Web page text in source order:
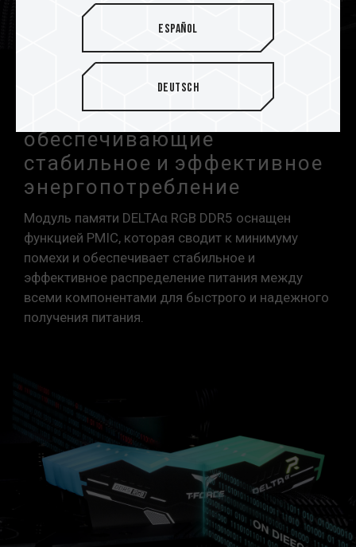
Интегральные схемы
управления питанием (PMIC),
обеспечивающие
стабильное и эффективное
энергопотребление
Модуль памяти DELTAα RGB DDR5 оснащен
функцией PMIC, которая сводит к минимуму
помехи и обеспечивает стабильное и
эффективное распределение питания между
всеми компонентами для быстрого и надежного
получения питания.
Español
Deutsch